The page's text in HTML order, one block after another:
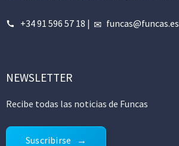
+34 91 596 57 18 | funcas@funcas.es
NEWSLETTER
Recibe todas las noticias de Funcas
Suscribirse